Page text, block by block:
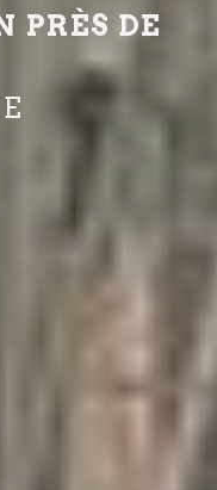
PRÈS DE